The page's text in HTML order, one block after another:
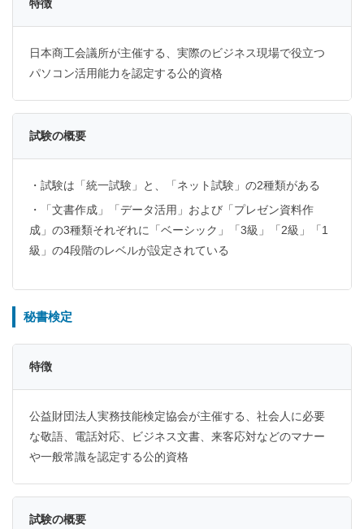
特徴
日本商工会議所が主催する、実際のビジネス現場で役立つ
パソコン活用能力を認定する公的資格
試験の概要
・試験は「統一試験」と、「ネット試験」の2種類がある
・「文書作成」「データ活用」および「プレゼン資料作
成」の3種類それぞれに「ベーシック」「3級」「2級」「1
級」の4段階のレベルが設定されている
秘書検定
特徴
公益財団法人実務技能検定協会が主催する、社会人に必要
な敬語、電話対応、ビジネス文書、来客応対などのマナー
や一般常識を認定する公的資格
試験の概要